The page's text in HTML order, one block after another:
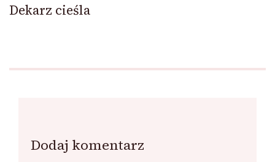
Dekarz cieśla
Dodaj komentarz